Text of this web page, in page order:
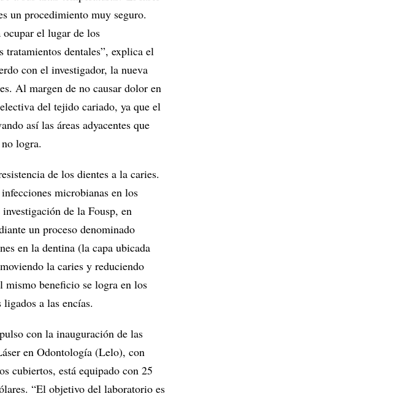
un procedimiento muy seguro.
ocupar el lugar de los
dentales”, explica el
con el investigador, la nueva
Al margen de no causar dolor en
del tejido cariado, ya que el
así las áreas adyacentes que
logra.
de los dientes a la caries.
microbianas en los
de la Fousp, en
un proceso denominado
en la dentina (la capa ubicada
la caries y reduciendo
mismo beneficio se logra en los
a las encías.
con la inauguración de las
en Odontología (Lelo), con
cubiertos, está equipado con 25
“El objetivo del laboratorio es